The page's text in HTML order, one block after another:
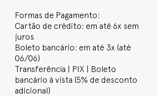
Formas de Pagamento:
Cartão de crédito: em até 6x sem
juros
Boleto bancário: em até 3x (até
06/06)
Transferência | PIX | Boleto
bancário à vista (5% de desconto
adicional)